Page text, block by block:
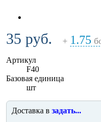
35 руб. + 1.75
Артикул
F40
Базовая единица
шт
Доставка в задать...